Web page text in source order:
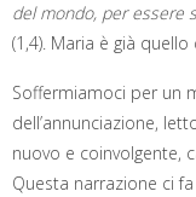
del mondo, per essere
(1,4). Maria è già
Soffermiamoci per un
dell’annunciazione,
nuovo e coinvolgente,
Questa narrazione ci